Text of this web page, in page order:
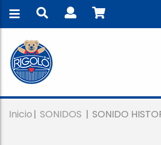
Inicio SONIDOS SONIDO